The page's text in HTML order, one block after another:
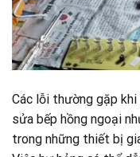
Các lỗi thường gặp
sửa bếp hồng ngoại
trong những thiết bị